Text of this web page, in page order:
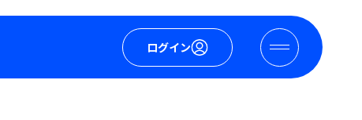
ログイン